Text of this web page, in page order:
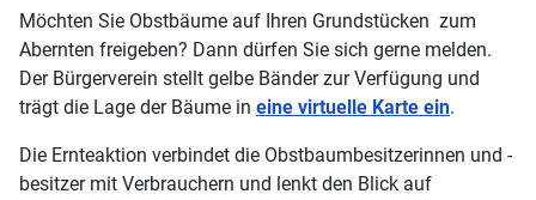
Möchten Sie Obstbäume auf Ihren Grundstücken zum
Abernten freigeben? Dann dürfen Sie sich gerne melden.
Der Bürgerverein stellt gelbe Bänder zur Verfügung und
trägt die Lage der Bäume in eine virtuelle Karte ein.
Die Ernteaktion verbindet die Obstbaumbesitzerinnen und -
besitzer mit Verbrauchern und lenkt den Blick auf